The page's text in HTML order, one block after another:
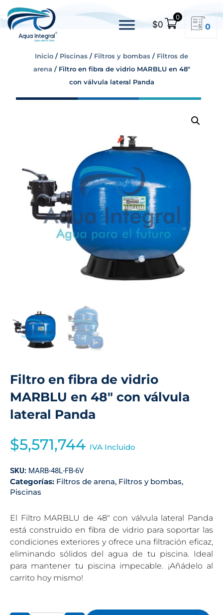
$0
0
0
Inicio / Piscinas / Filtros y bombas / Filtros de
arena / Filtro en fibra de vidrio MARBLU en 48″
con válvula lateral Panda
Filtro en fibra de vidrio
MARBLU en 48″ con válvula
lateral Panda
$5,571,744 IVA Incluido
SKU: MARB-48L-FB-6V
Categorías: Filtros de arena, Filtros y bombas,
Piscinas
El Filtro MARBLU de 48″ con válvula lateral Panda
está construido en fibra de vidrio para soportar las
condiciones exteriores y ofrece una filtración eficaz,
eliminando sólidos del agua de tu piscina. Ideal
para mantener tu piscina impecable. ¡Añádelo al
carrito hoy mismo!